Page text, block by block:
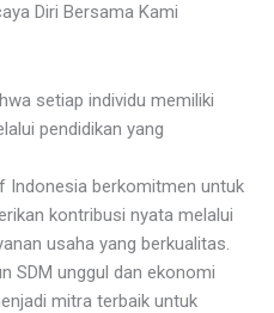
Diri Bersama Kami
setiap individu memiliki
pendidikan yang
Indonesia berkomitmen untuk
kontribusi nyata melalui
usaha yang berkualitas.
SDM unggul dan ekonomi
mitra terbaik untuk